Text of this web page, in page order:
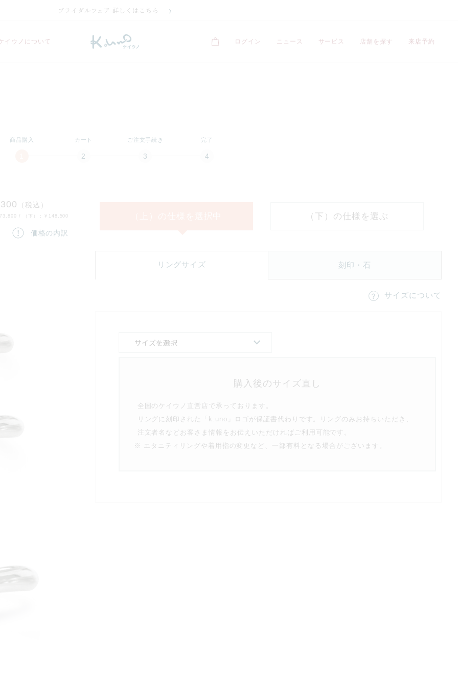
ブライダルフェア 詳しくはこちら
イウノについて ログイン ニュース サービス 店舗を探す 来店予約
商品購入 カート ご注文手続き 完了
（税込）
/ （下）： ￥148,500
価格の内訳
（下）の仕様を 選ぶ
リングサイズ 刻印・石
サイズについて
購入後のサイズ直し
全国のケイウノ直営店で承っております。
リングに刻印された「k.uno」ロゴが保証書代わりです。リングのみお持ちいただき、
注文者名などお客さま情報をお伝えいただければご利用可能です。
※ エタニティリングや着用指の変更など、一部有料となる場合がございます。
刻印のサンプル・価格
ディズニー/マーク